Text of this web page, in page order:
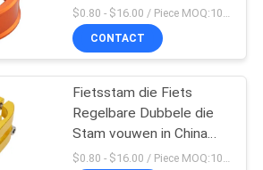
Seatpost de Klem
$0.80 - $16.00 / Piece MOQ:10 stukken
CONTACT
Fietsstam die Fiets
Regelbare Dubbele die
Stam vouwen in China
wordt gemaakt